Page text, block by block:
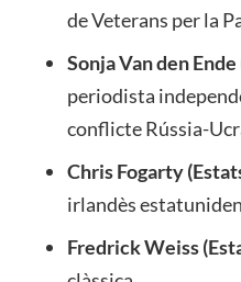
de Veterans per la
Sonja Van den
periodista
conflicte Rússia-
Chris Fogarty
irlandès
Fredrick Weiss